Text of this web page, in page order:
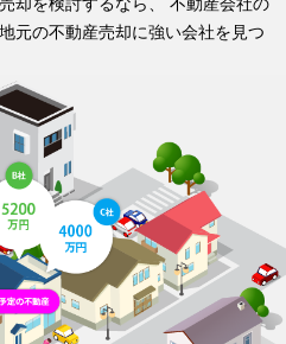
元の不動産売却に強い会社を見つ